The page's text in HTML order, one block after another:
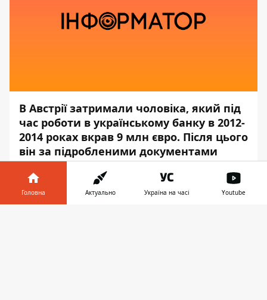
В Австрії затримали чоловіка, який під
час роботи в українському банку в 2012-
2014 роках вкрав 9 млн євро. Після цього
він за підробленими документами
покинув країну.
Про це
повідомило
австрійське видання
Der Kurier, - передає
Головна Актуально Україна на часі Youtube